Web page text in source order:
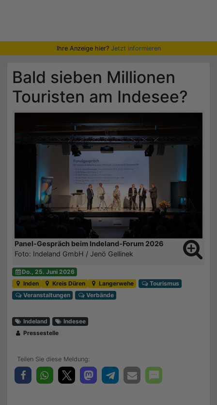
Ihre Anzeige hier? Jetzt informieren
Bald sieben Millionen
Touristen am Indesee?
Panel-Gespräch beim Indeland-Forum 2026
Foto: Indeland GmbH / Jenö Gellinek
Do., 25. Juni 2026
Inden
Kreis Düren Langerwehe
Tourismus
Veranstaltungen
Verbände
Indeland
Indesee
Pressestelle